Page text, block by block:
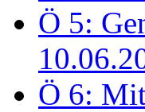
Ö 5:
Ö 6: